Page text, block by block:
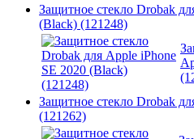
Защитное стекло Drobak
(Black) (121248)
Защитное стекло Drobak
(121262)